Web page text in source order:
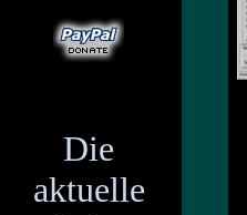
Die
aktuelle